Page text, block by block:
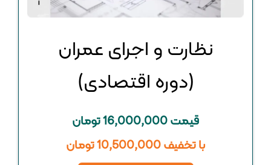
نظارت و اجرای عمران
(دوره اقتصادی)
قیمت 16,000,000 تومان
با تخفیف 10,500,000 تومان